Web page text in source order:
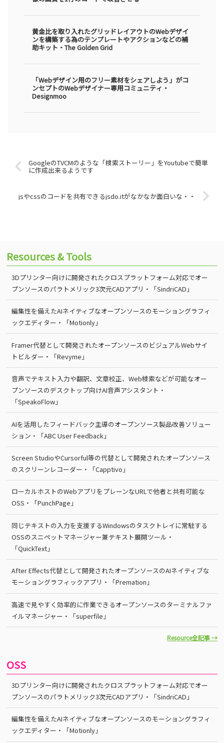
黄金比を取り入れたグリッドレイアウトのWebデザイ
ンを構築する為のテンプレートやアクションなどの補
助キット・The Golden Grid
「Webデザイン用のフリー素材をシェアしよう」がコ
ンセプトのWebデザイナー専用コミュニティ・
Designmoo
GoogleのTVCMのような「検索ストーリー」をYoutubeで簡単
に作成出来るようです
jsやcssのコードを共有できるjsdo.itがなかなか面白いな・・
Resources & Tools
3Dプリンター向けに開発されたクロスプラットフォーム対応でオー
プンソースのパラトメリック3次元CADアプリ・「SindriCAD」
編集性を備えたAIネイティブなオープンソースのモーショングラフィ
ックエディター・「Motionly」
Framer代替として開発されたオープンソースのビジュアルWebサイ
トビルダー・「Revyme」
音声でテキスト入力や翻訳、文章校正、Web検索などが可能なオー
プンソースのデスクトップ向けAI音声アシスタント・
「SpeakoFlow」
AIを活用したフィードバック主導のオープンソース製品改善ソリュー
ション・「ABC User Feedback」
Screen StudioやCursorful等の代替として開発されたオープンソース
のスクリーンレコーダー・「Capptivo」
ローカルホストのWebアプリをプレーンなURLで他者と共有可能な
OSS・「PunchPage」
同じテキストの入力を支援するWindowsのタスクトレイに常駐する
OSSのスニペットマネージャー兼テキスト展開ツール・
「QuickText」
After Effects代替として開発されたオープンソースのAIネイティブな
モーショングラフィックアプリ・「Premation」
高速で見やすく効率的に作業できるオープンソースのターミナルファ
イルマネージャー・「superfile」
Resource全記事 →
OSS
3Dプリンター向けに開発されたクロスプラットフォーム対応でオー
プンソースのパラトメリック3次元CADアプリ・「SindriCAD」
編集性を備えたAIネイティブなオープンソースのモーショングラフィ
ックエディター・「Motionly」